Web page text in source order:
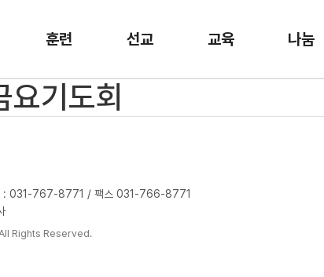
훈련 선교 교육 나눔
기도회
: 031-767-8771 / 팩스 031-766-8771
Rights Reserved.